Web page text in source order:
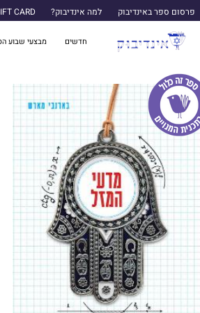
פרסום ספר באינדיבוק למה אינדיבוק? CARD
חדשים מבצעי שבוע הספר